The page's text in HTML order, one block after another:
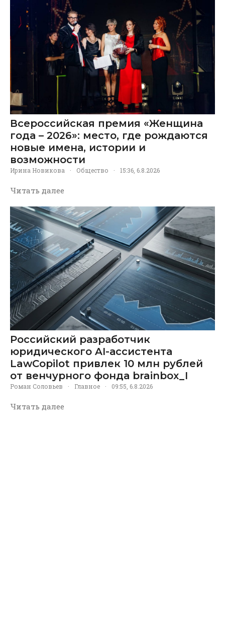
Всероссийская премия «Женщина
года – 2026»: место, где рождаются
новые имена, истории и
возможности
Ирина Новикова · Общество · 15:36, 6.8.2026
Читать далее
Российский разработчик
юридического AI-ассистента
LawCopilot привлек 10 млн рублей
от венчурного фонда brainbox_I
Роман Соловьев · Главное · 09:55, 6.8.2026
Читать далее